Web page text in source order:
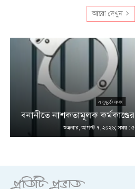
আরো দেখুন
এ মুহূর্তের সংবাদ
বনানীতে নাশকতামূলক
শুক্রবার, আগস্ট ৭, ২০২৬; সময় :